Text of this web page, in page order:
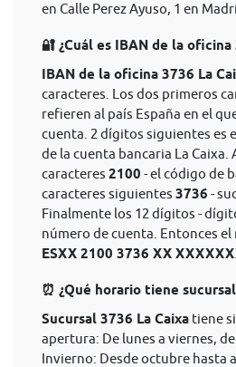
en Calle Perez Ayuso, 1 en
🔐 ¿Cuál es IBAN de la oficina
IBAN de la oficina 3736 La
caracteres. Los dos primeros
refieren al país España en el
cuenta. 2 dígitos siguientes es
de la cuenta bancaria La Caixa.
caracteres 2100 - el código de
caracteres siguientes 3736 -
Finalmente los 12 dígitos -
número de cuenta. Entonces
ESXX 2100 3736 XX
⏰ ¿Qué horario tiene sucursal
Sucursal 3736 La Caixa tiene
apertura: De lunes a viernes, de
Invierno: Desde octubre hasta